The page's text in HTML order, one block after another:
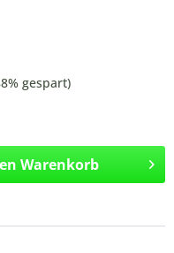
gespart)
Warenkorb